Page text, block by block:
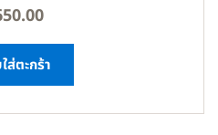
ส่ตะกร้า